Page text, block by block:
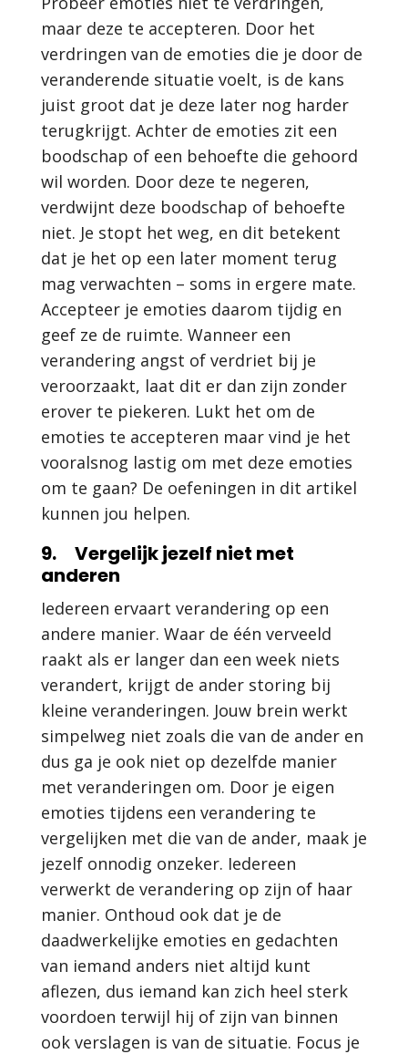
maar deze te accepteren. Door het
verdringen van de emoties die je door de
veranderende situatie voelt, is de kans
juist groot dat je deze later nog harder
terugkrijgt. Achter de emoties zit een
boodschap of een behoefte die gehoord
wil worden. Door deze te negeren,
verdwijnt deze boodschap of behoefte
niet. Je stopt het weg, en dit betekent
dat je het op een later moment terug
mag verwachten – soms in ergere mate.
Accepteer je emoties daarom tijdig en
geef ze de ruimte. Wanneer een
verandering angst of verdriet bij je
veroorzaakt, laat dit er dan zijn zonder
erover te piekeren. Lukt het om de
emoties te accepteren maar vind je het
vooralsnog lastig om met deze emoties
om te gaan? De oefeningen in dit artikel
kunnen jou helpen.
9. Vergelijk jezelf niet met
anderen
Iedereen ervaart verandering op een
andere manier. Waar de één verveeld
raakt als er langer dan een week niets
verandert, krijgt de ander storing bij
kleine veranderingen. Jouw brein werkt
simpelweg niet zoals die van de ander en
dus ga je ook niet op dezelfde manier
met veranderingen om. Door je eigen
emoties tijdens een verandering te
vergelijken met die van de ander, maak je
jezelf onnodig onzeker. Iedereen
verwerkt de verandering op zijn of haar
manier. Onthoud ook dat je de
daadwerkelijke emoties en gedachten
van iemand anders niet altijd kunt
aflezen, dus iemand kan zich heel sterk
voordoen terwijl hij of zijn van binnen
ook verslagen is van de situatie. Focus je